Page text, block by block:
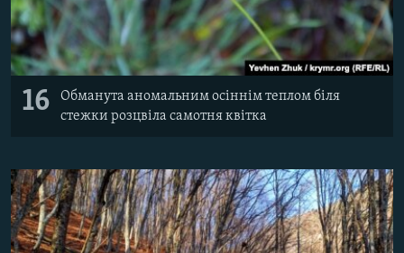
16
Обманута аномальним осіннім теплом біля
стежки розцвіла самотня квітка